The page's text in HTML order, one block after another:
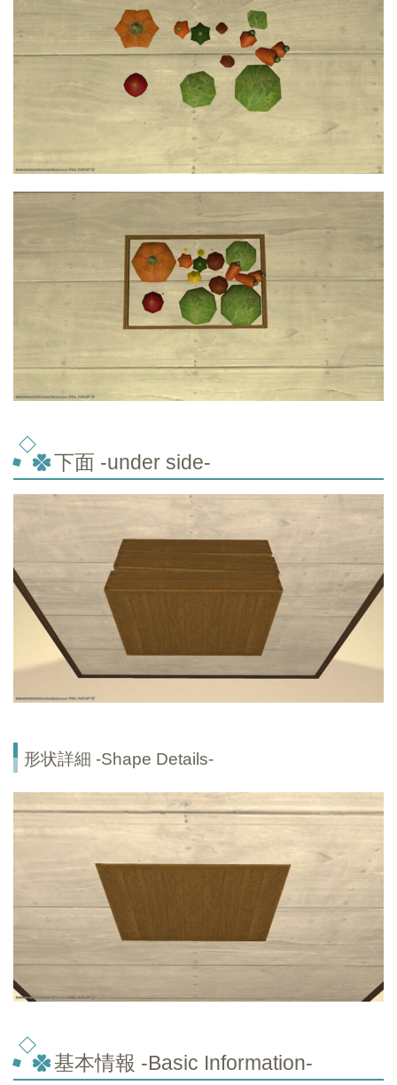
下面 -under side-
形状詳細 -Shape Details-
基本情報 -Basic Information-